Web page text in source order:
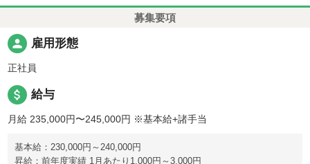
募集要項
person 雇用形態
正社員
attach_money 給与
月給 235,000円〜245,000円 ※基本給+諸手当
基本給：230,000円～240,000円
昇給：前年度実績 1月あたり1,000円～3,000円